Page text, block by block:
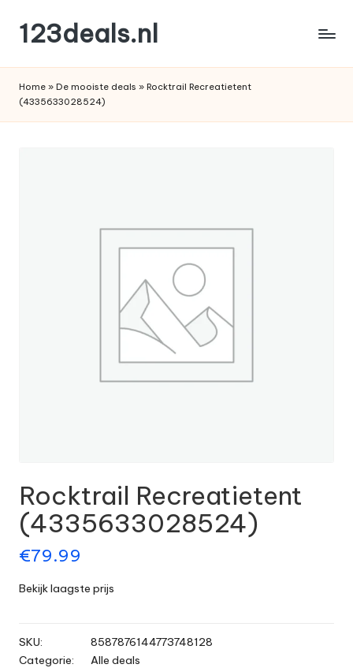
de
inhoud
123deals.nl
deals
Home » De mooiste deals » Rocktrail Recreatietent
(4335633028524)
Rocktrail Recreatietent
(4335633028524)
€79.99
Bekijk laagste prijs
SKU:
8587876144773748128
Categorie:
Alle deals